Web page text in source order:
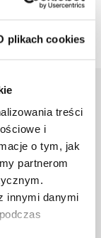
plikach cookies
treści
i
o tym, jak
partnerom
innymi danymi